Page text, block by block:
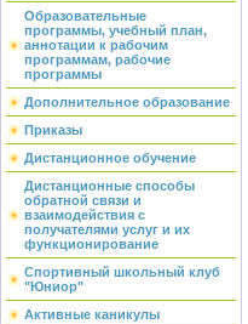
Образовательные
программы, учебный план,
аннотации к рабочим
программам, рабочие
программы
Дополнительное образование
Приказы
Дистанционное обучение
Дистанционные способы
обратной связи и
взаимодействия с
получателями услуг и их
функционирование
Спортивный школьный клуб
"Юниор"
Активные каникулы